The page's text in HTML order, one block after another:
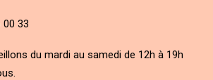
00 33
du mardi au samedi de 12h à 19h